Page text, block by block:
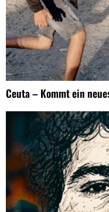
Ceuta – Kommt ein